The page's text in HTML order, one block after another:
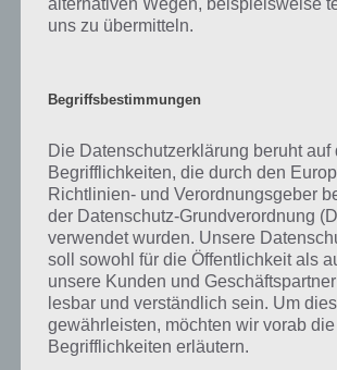
Trailer zu Stranded Mars One
bietet. Hier das Trailer Video zur Spiele App für
https://www.youtube.com/watch?v=BViNjynO-
App kostenlos herunterladen
Was zunächst nach einem weiteren Casual Spiel
entpuppt sich schnell als ein wirklich
Spiel. Durch verschiedene Level-Designs und
Gameplay sorgt Stranded Mars One bereits früh
wird einem hier alles abverlangt, um das Level
uns zu übermitteln.
Begriffsbestimmungen
Die Datenschutzerklärung beruht auf
Begrifflichkeiten, die durch den
Richtlinien- und Verordnungsgeber
der Datenschutz-Grundverordnung
verwendet wurden. Unsere
soll sowohl für die Öffentlichkeit als
unsere Kunden und
lesbar und verständlich sein. Um
gewährleisten, möchten wir vorab
Begrifflichkeiten erläutern.